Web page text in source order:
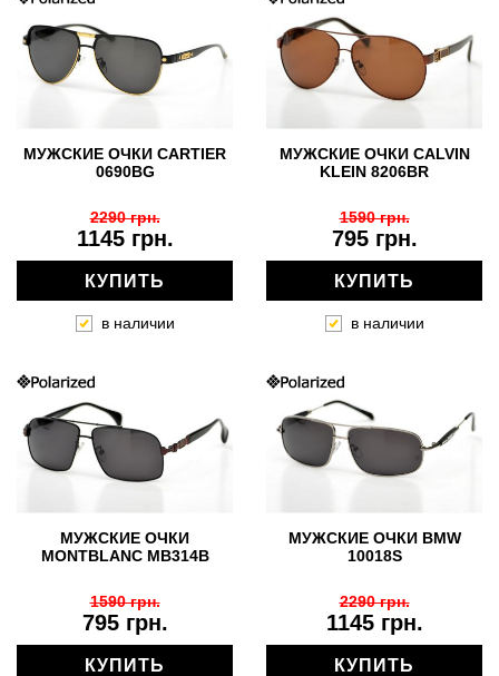
МУЖСКИЕ ОЧКИ CARTIER
0690BG
1145 грн.
2290 грн.
КУПИТЬ
в наличии
МУЖСКИЕ ОЧКИ CALVIN
KLEIN 8206BR
795 грн.
1590 грн.
КУПИТЬ
в наличии
МУЖСКИЕ ОЧКИ
MONTBLANC MB314B
795 грн.
1590 грн.
КУПИТЬ
МУЖСКИЕ ОЧКИ BMW
10018S
1145 грн.
2290 грн.
КУПИТЬ